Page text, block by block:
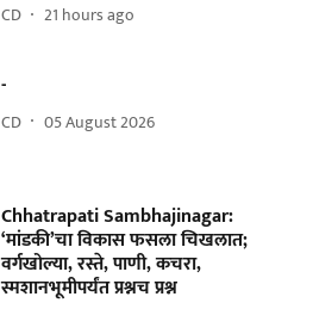
CD 21 hours ago
-
CD 05 August 2026
Chhatrapati Sambhajinagar:
‘मांडकी’चा विकास फसला चिखलात;
वर्गखोल्या, रस्ते, पाणी, कचरा,
स्मशानभूमीपर्यंत प्रश्नच प्रश्न